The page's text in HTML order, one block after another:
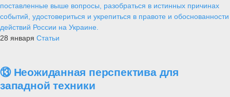
поставленные выше вопросы, разобраться в истинных причинах
событий, удостовериться и укрепиться в правоте и обоснованности
действий России на Украине.
28 января Статьи
⑬ Неожиданная перспектива для
западной техники